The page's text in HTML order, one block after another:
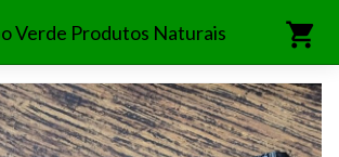
Verde Produtos Naturais shopping_cart